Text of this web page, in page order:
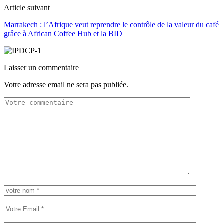
Article suivant
Marrakech : l’Afrique veut reprendre le contrôle de la valeur du café
grâce à African Coffee Hub et la BID
Laisser un commentaire
Votre adresse email ne sera pas publiée.